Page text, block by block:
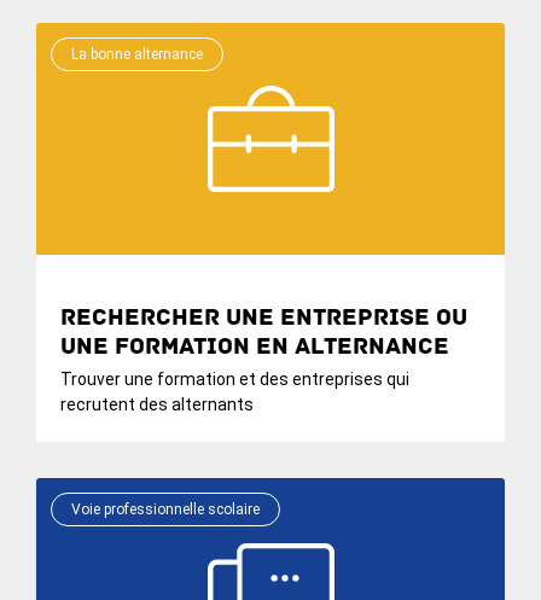
La bonne alternance
Rechercher une entreprise ou
une formation en alternance
Trouver une formation et des entreprises qui
recrutent des alternants
Voie professionnelle scolaire